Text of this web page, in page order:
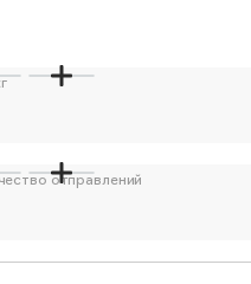
отправлений